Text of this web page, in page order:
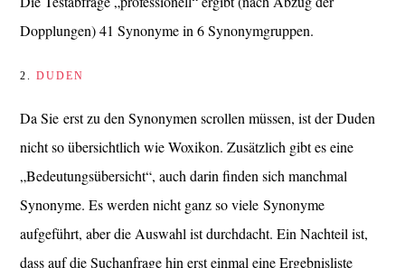
Dopplungen) 41 Synonyme in 6 Synonymgruppen.
2.DUDEN
Da Sie erst zu den Synonymen scrollen müssen, ist der Duden
nicht so übersichtlich wie Woxikon. Zusätzlich gibt es eine
„Bedeutungsübersicht“, auch darin finden sich manchmal
Synonyme. Es werden nicht ganz so viele Synonyme
aufgeführt, aber die Auswahl ist durchdacht. Ein Nachteil ist,
dass auf die Suchanfrage hin erst einmal eine Ergebnisliste